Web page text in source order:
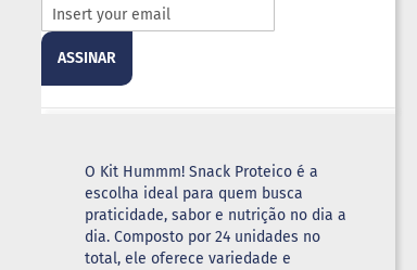
ASSINAR
O Kit Hummm! Snack Proteico é a
escolha ideal para quem busca
praticidade, sabor e nutrição no dia a
dia. Composto por 24 unidades no
total, ele oferece variedade e